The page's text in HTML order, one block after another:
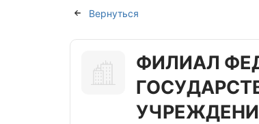
Вернуться
ФИЛИАЛ